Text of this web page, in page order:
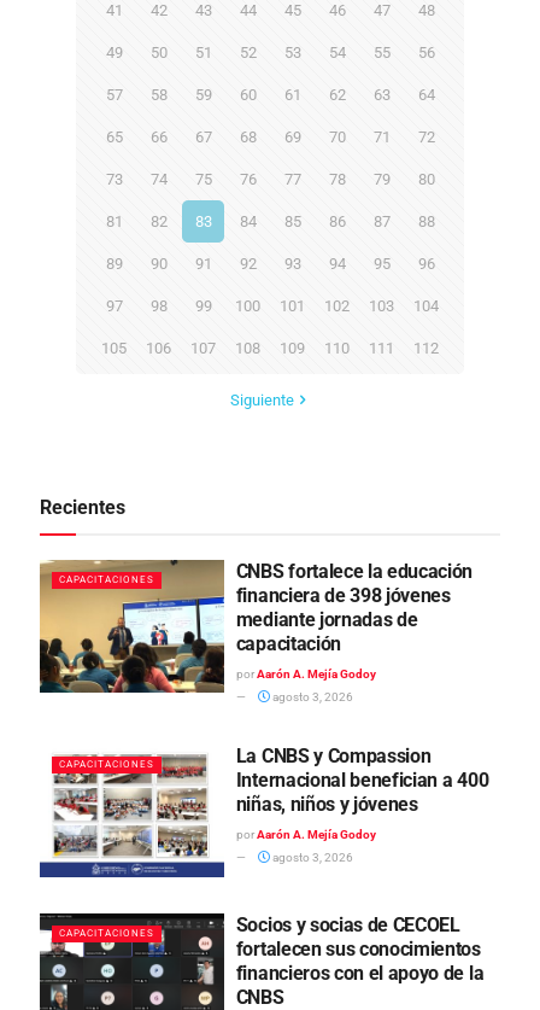
41 42 43 44 45 46 47 48
49 50 51 52 53 54 55 56
57 58 59 60 61 62 63 64
65 66 67 68 69 70 71 72
73 74 75 76 77 78 79 80
81 82 83 84 85 86 87 88
89 90 91 92 93 94 95 96
97 98 99 100 101 102 103 104
105 106 107 108 109 110 111 112
Siguiente
Recientes
CAPACITACIONES
CNBS fortalece la educación
financiera de 398 jóvenes
mediante jornadas de
capacitación
por Aarón A. Mejía Godoy
agosto 3, 2026
CAPACITACIONES
La CNBS y Compassion
Internacional benefician a 400
niñas, niños y jóvenes
por Aarón A. Mejía Godoy
agosto 3, 2026
CAPACITACIONES
Socios y socias de CECOEL
fortalecen sus conocimientos
financieros con el apoyo de la
CNBS